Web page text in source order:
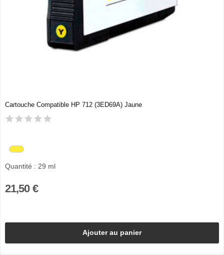
Cartouche Compatible HP 712 (3ED69A) Jaune
Quantité : 29 ml
21,50 €
Ajouter au panier